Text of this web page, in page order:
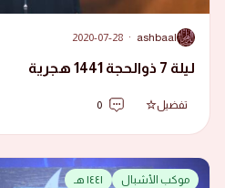
A
ashbaal
·
2020-07-28
ليلة 7 ذوالحجة 1441 هجرية
تفضيل 0
موكب الأشبال ١٤٤١ هـ